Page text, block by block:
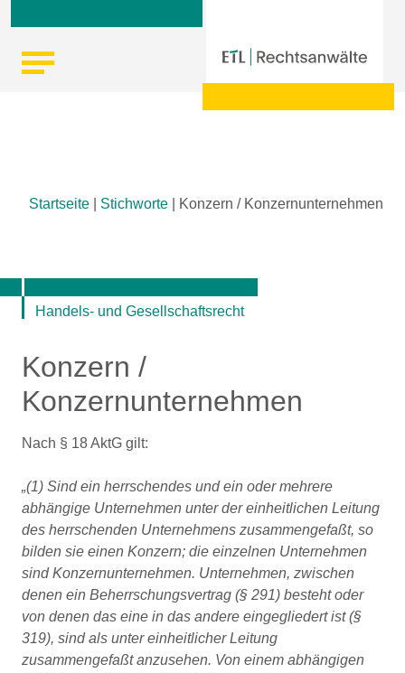
Startseite Stichworte Konzern / Konzernunternehmen
Handels- und Gesellschaftsrecht
Konzern /
Konzernunternehmen
Nach § 18 AktG gilt:
„(1) Sind ein herrschendes und ein oder mehrere
abhängige Unternehmen unter der einheitlichen Leitung
des herrschenden Unternehmens zusammengefaßt, so
bilden sie einen Konzern; die einzelnen Unternehmen
sind Konzernunternehmen. Unternehmen, zwischen
denen ein Beherrschungsvertrag (§ 291) besteht oder
von denen das eine in das andere eingegliedert ist (§
319), sind als unter einheitlicher Leitung
zusammengefaßt anzusehen. Von einem abhängigen